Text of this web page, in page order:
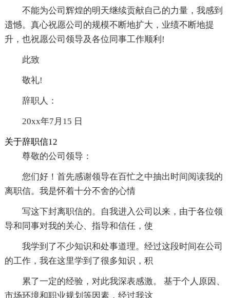
不能为公司辉煌的明天继续贡献自己的力量，我感到
遗憾。真心祝愿公司的规模不断地扩大，业绩不断地提
升，也祝愿公司领导及各位同事工作顺利!
此致
敬礼!
辞职人：
20xx年7月15 日
关于辞职信12
尊敬的公司领导：
您们好！首先感谢领导在百忙之中抽出时间阅读我的
离职信。我是怀着十分不舍的心情
写这下封离职信的。自我进入公司以来，由于各位领
导和同事对我的关心、指导和信任，使
我学到了不少知识和处事道理。经过这段时间在公司
的工作，我在这里学到了很多知识，积
累了一定的经验，对此我深表感激。 基于个人原因、
市场环境和职业规划等因素，经过我这